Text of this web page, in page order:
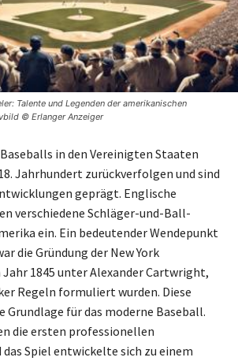
Talente und Legenden der amerikanischen
© Erlanger Anzeiger
in den Vereinigten Staaten
Jahrhundert zurückverfolgen und sind
geprägt. Englische
verschiedene Schläger-und-Ball-
ein. Ein bedeutender Wendepunkt
die Gründung der New York
1845 unter Alexander Cartwright,
Regeln formuliert wurden. Diese
Grundlage für das moderne Baseball.
die ersten professionellen
das Spiel entwickelte sich zu einem